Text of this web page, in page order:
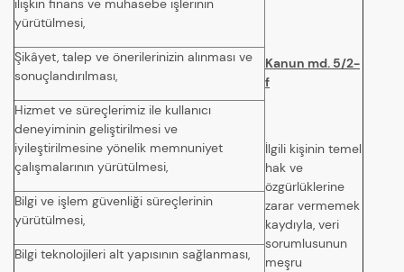
Kanun md. 5/2-
f
İlgili kişinin temel
hak ve
özgürlüklerine
zarar vermemek
kaydıyla, veri
sorumlusunun
meşru
ilişkin finans ve muhasebe işlerinin
yürütülmesi,
Şikâyet, talep ve önerilerinizin alınması ve
sonuçlandırılması,
Hizmet ve süreçlerimiz ile kullanıcı
deneyiminin geliştirilmesi ve
iyileştirilmesine yönelik memnuniyet
çalışmalarının yürütülmesi,
Bilgi ve işlem güvenliği süreçlerinin
yürütülmesi,
Bilgi teknolojileri alt yapısının sağlanması,